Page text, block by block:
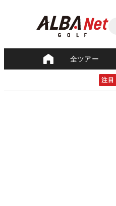
全ツアー
注目